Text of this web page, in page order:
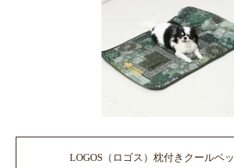
LOGOS（ロゴス）枕付きクールベ